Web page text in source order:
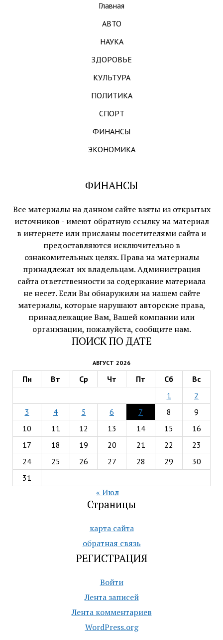
Главная
АВТО
НАУКА
ЗДОРОВЬЕ
КУЛЬТУРА
ПОЛИТИКА
СПОРТ
ФИНАНСЫ
ЭКОНОМИКА
ФИНАНСЫ
Все материалы на данном сайте взяты из открытых
источников - имеют обратную ссылку на материал
в интернете или присланы посетителями сайта и
предоставляются исключительно в
ознакомительных целях. Права на материалы
принадлежат их владельцам. Администрация
сайта ответственности за содержание материала
не несет. Если Вы обнаружили на нашем сайте
материалы, которые нарушают авторские права,
принадлежащие Вам, Вашей компании или
организации, пожалуйста, сообщите нам.
ПОИСК ПО ДАТЕ
АВГУСТ 2026
Пн Вт Ср Чт Пт Сб
Вс
1
2
3
4 5 6 7 8
9
10
11 12 13 14 15
16
17
18 19 20 21 22
23
24
25 26 27 28 29
30
31
« Июл
Страницы
карта сайта
обратная связь
РЕГИСТРАЦИЯ
Войти
Лента записей
Лента комментариев
WordPress.org